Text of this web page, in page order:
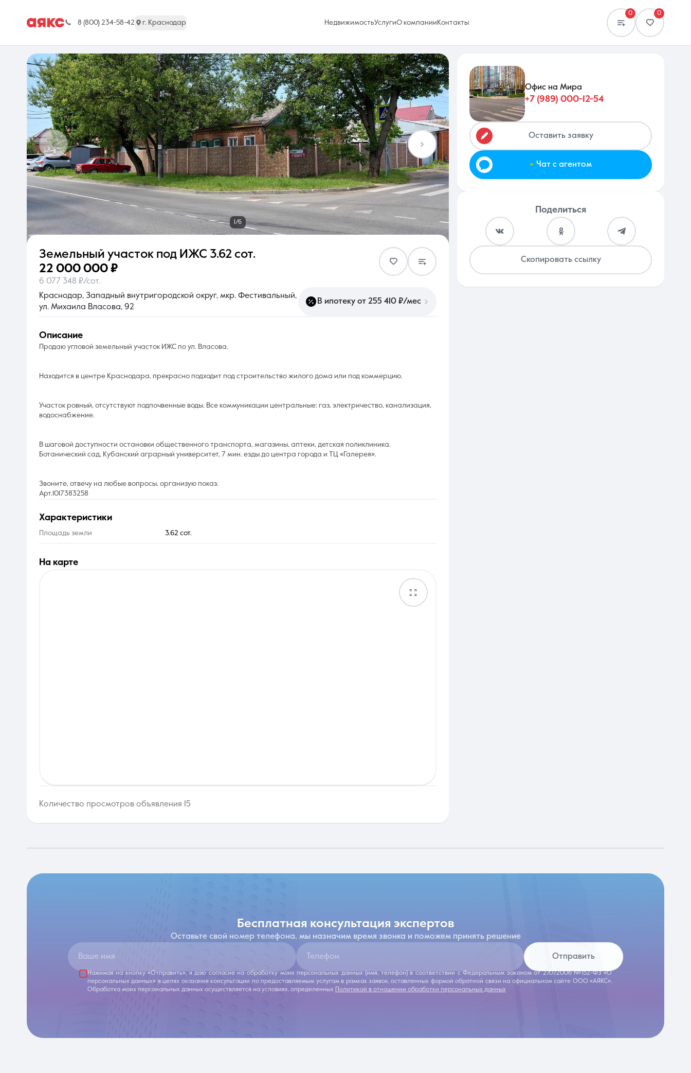
8 (800) 234-58-42 г. Краснодар НедвижимостьУслугиО компании Контакты
0 0
г. Краснодар Избранное
0 объявлений
Сравнение
Недвижимость Услуги
О компании Контакты
1/6
Земельный участок под ИЖС 3.62 сот.
22 000 000 ₽
6 077 348 ₽/сот.
Краснодар, Западный внутригородской округ, мкр. Фестивальный,
ул. Михаила Власова, 92
В ипотеку от 255 410 ₽/мес
характеристики
Площадь земли 3.62 сот.
описание
Продаю угловой земельный участок ИЖС по ул. Власова.
Находится в центре Краснодара, прекрасно подходит под строительство жилого дома или под коммерцию.
Участок ровный, отсутствуют подпочвенные воды. Все коммуникации центральные: газ, электричество, канализация,
водоснабжение.
В шаговой доступности остановки общественного транспорта, магазины, аптеки, детская поликлиника.
Ботанический сад, Кубанский аграрный университет, 7 мин. езды до центра города и ТЦ «Галерея».
Звоните, отвечу на любые вопросы, организую показ.
Арт.1017383258
на карте
Количество просмотров объявления 15
Офис на Мира
+7 (989) 000-12-54
Оставить заявку
. Чат с агентом
Поделиться
Скопировать ссылку
бесплатная консультация экспертов
Оставьте свой номер телефона, мы назначим время звонка и поможем принять решение
Ваше имя Телефон Отправить
Нажимая на кнопку «Отправить», я даю согласие на обработку моих персональных данных (имя, телефон) в соответствии с Федеральным законом от 27.07.2006 №152-ФЗ «О
персональных данных» в целях оказания консультации по предоставляемым услугам в рамках заявок, оставленных формой обратной связи на официальном сайте ООО «АЯКС».
Обработка моих персональных данных осуществляется на условиях, определенных Политикой в отношении обработки персональных данных